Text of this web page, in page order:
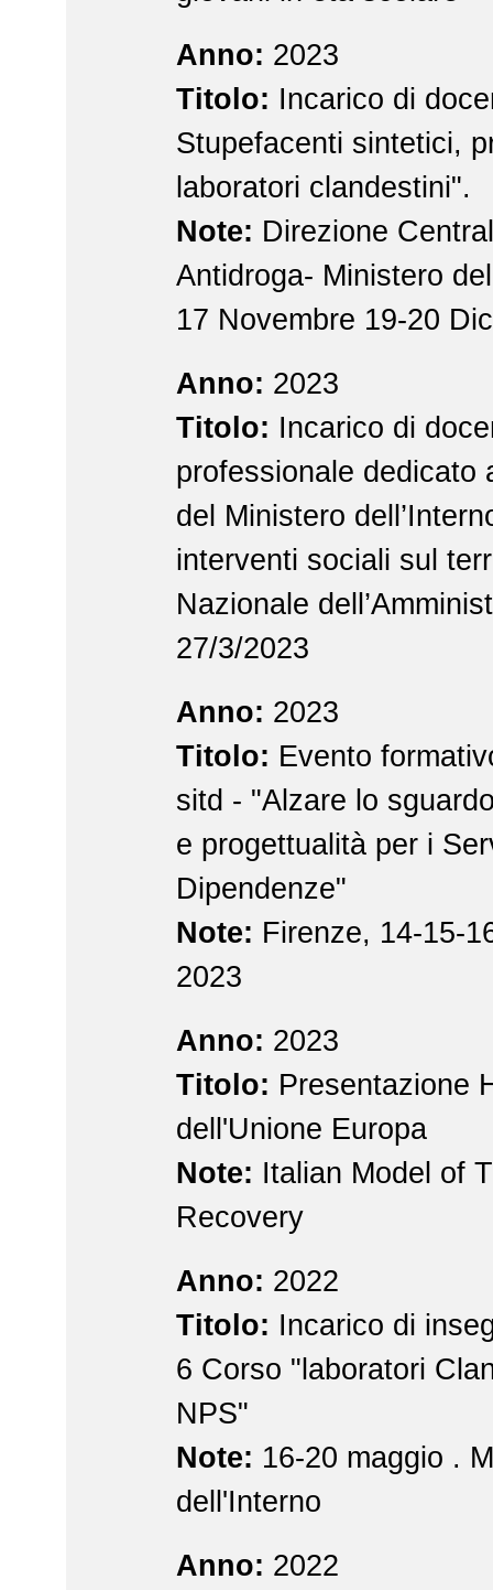
Anno: 2023
Titolo: Incarico di
Stupefacenti sintetici,
laboratori clandestini".
Note: Direzione
Antidroga- Ministero
17 Novembre 19-20
Anno: 2023
Titolo: Incarico di
professionale dedicato
del Ministero
interventi sociali sul
Nazionale
27/3/2023
Anno: 2023
Titolo: Evento
sitd - "Alzare lo
e progettualità per i
Dipendenze"
Note: Firenze, 14-15-
2023
Anno: 2023
Titolo: Presentazione
dell'Unione Europa
Note: Italian Model of
Recovery
Anno: 2022
Titolo: Incarico di
6 Corso "laboratori
NPS"
Note: 16-20 maggio .
dell'Interno
Anno: 2022